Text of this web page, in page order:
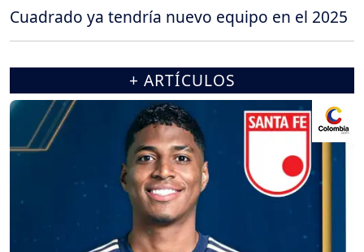
Cuadrado ya tendría nuevo equipo en el 2025
+ ARTÍCULOS